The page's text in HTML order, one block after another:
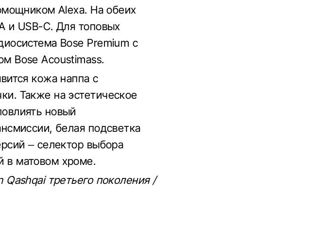
Alexa. На обеих
и USB-C. Для топовых
Bose Premium с
Bose Acoustimass.
кожа наппа с
Также на эстетическое
новый
белая подсветка
– селектор выбора
в матовом хроме.
третьего поколения /